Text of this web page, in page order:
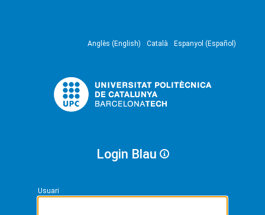
Anglès (English) Català Espanyol (Español)
Login Blau
Usuari